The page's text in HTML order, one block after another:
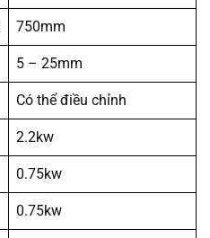
750mm
5 – 25mm
Có thể điều chỉnh
2.2kw
0.75kw
0.75kw